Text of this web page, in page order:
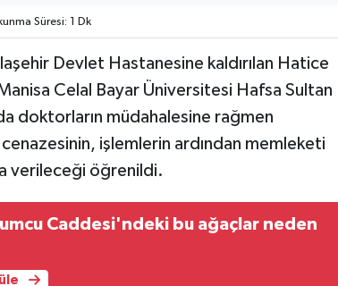
Süresi: 1 Dk
Devlet Hastanesine kaldırılan Hatice
Celal Bayar Üniversitesi Hafsa Sultan
doktorların müdahalesine rağmen
işlemlerin ardından memleketi
verileceği öğrenildi.
Caddesi'ndeki bu ağaçlar neden